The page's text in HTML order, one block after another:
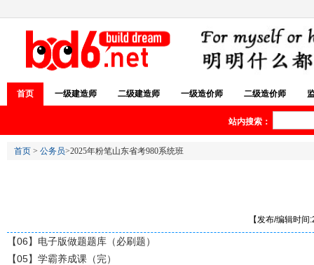
首页 一级建造师 二级建造师 一级造价师 二级造价师
站内搜索：
首页 > 公务员>2025年粉笔山东省考980系统班
【发布/编辑时
【06】电子版做题题库（必刷题）
【05】学霸养成课（完）